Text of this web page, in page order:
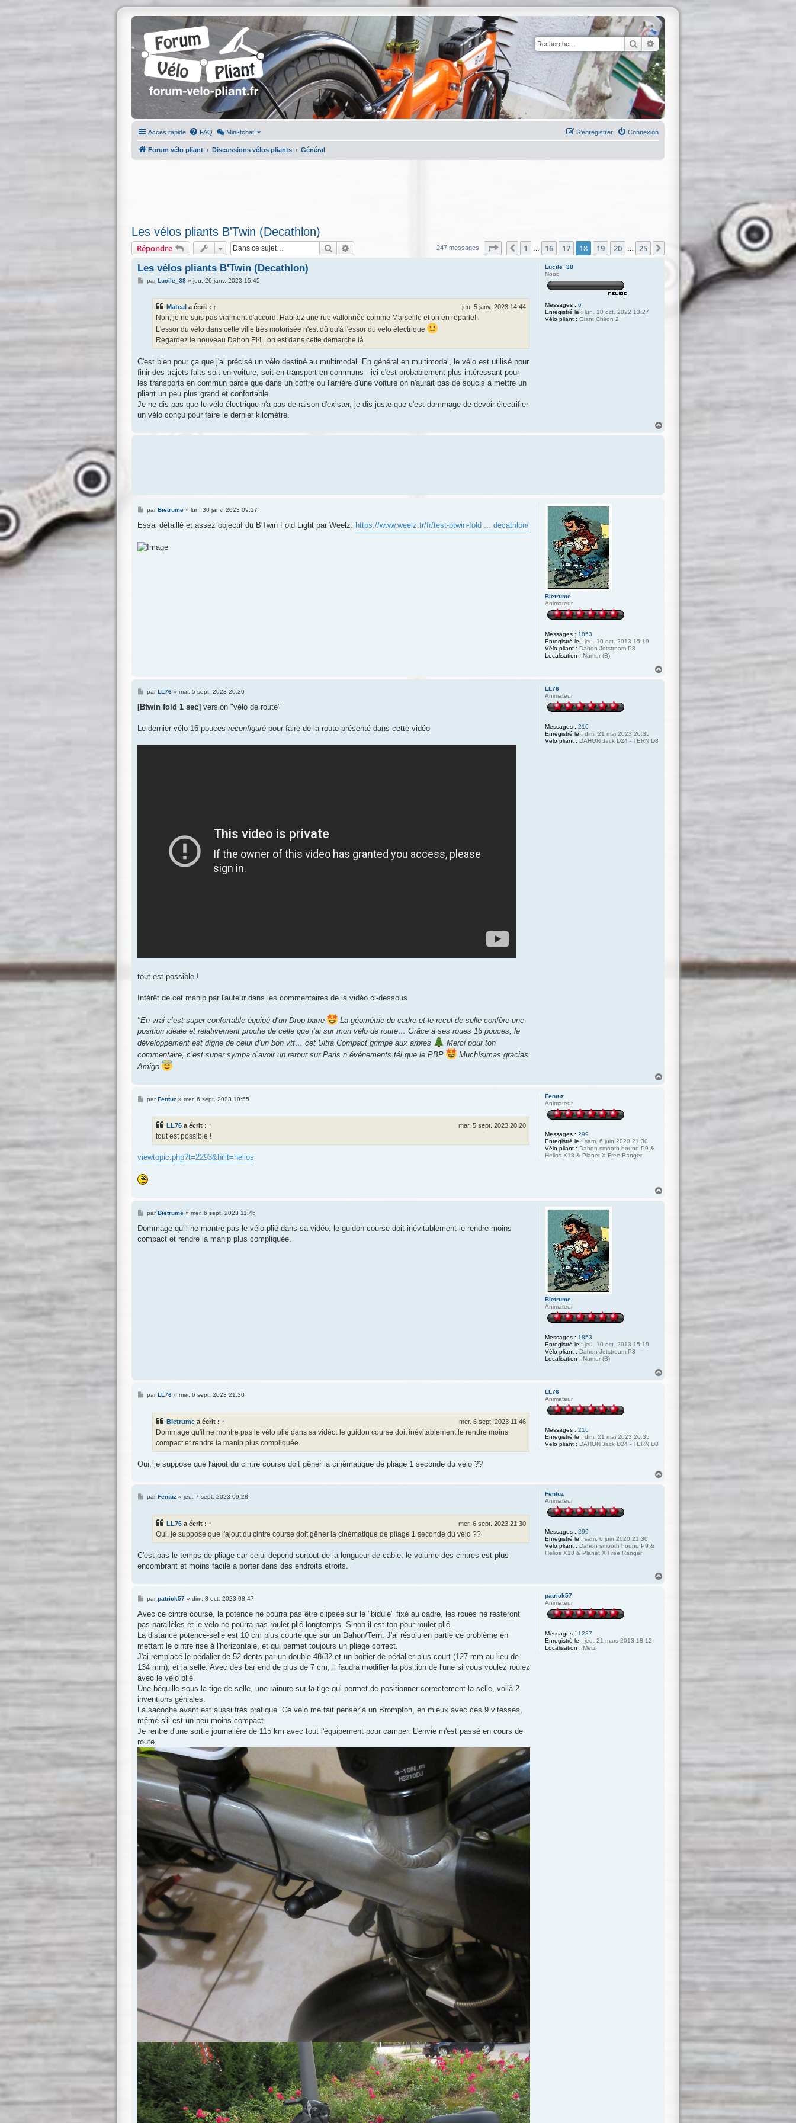
RechercherRecherche avancée
Accès rapide FAQ Mini-tchat Connexion
S’enregistrer
Forum vélo pliant Discussions vélos pliants Général
Les vélos pliants B'Twin (Decathlon)
Répondre Rechercher 247 messages Page 18 sur 25
Précédente
1 16 17 18 19 20 25 Suivante
Lucile_38
Noob
Messages : 6
Enregistré le : lun. 10 oct. 2022 13:27
Vélo pliant : Giant Chiron 2
Les vélos pliants B'Twin (Decathlon)
MparLucile_38» jeu. 26 janv. 2023 15:45
Mateal a écrit : ↑ jeu. 5 janv. 2023 14:44
Non, je ne suis pas vraiment d'accord. Habitez une rue vallonnée comme Marseille et on en reparle!
L'essor du vélo dans cette ville très motorisée n'est dû qu'à l'essor du velo électrique
Regardez le nouveau Dahon Ei4...on est dans cette demarche là
C'est bien pour ça que j'ai précisé un vélo destiné au multimodal. En général en multimodal, le vélo est utilisé pour
finir des trajets faits soit en voiture, soit en transport en communs - ici c'est probablement plus intéressant pour
les transports en commun parce que dans un coffre ou l'arrière d'une voiture on n'aurait pas de soucis a mettre un
pliant un peu plus grand et confortable.
Je ne dis pas que le vélo électrique n'a pas de raison d'exister, je dis juste que c'est dommage de devoir électrifier
un vélo conçu pour faire le dernier kilomètre.
Bietrume
Animateur
Messages : 1853
Enregistré le : jeu. 10 oct. 2013 15:19
Vélo pliant : Dahon Jetstream P8
Localisation : Namur (B)
M
s
g
e
parBietrume» lun. 30 janv. 2023 09:17
Essai détaillé et assez objectif du B'Twin Fold Light par Weelz: https://www.weelz.fr/fr/test-btwin-fold ... decathlon/
LL76
Animateur
Messages : 216
Enregistré le : dim. 21 mai 2023 20:35
Vélo pliant : DAHON Jack D24 - TERN D8
M
s
g
parLL76» mar. 5 sept. 2023 20:20
[Btwin fold 1 sec] version "vélo de route"
Le dernier vélo 16 pouces reconfiguré pour faire de la route présenté dans cette vidéo
tout est possible !
Intérêt de cet manip par l'auteur dans les commentaires de la vidéo ci-dessous
"En vrai c’est super confortable équipé d’un Drop barre
La géométrie du cadre et le recul de selle confère une
position idéale et relativement proche de celle que j’ai sur mon vélo de route… Grâce à ses roues 16 pouces, le
développement est digne de celui d’un bon vtt… cet Ultra Compact grimpe aux arbres
Merci pour ton
commentaire, c’est super sympa d’avoir un retour sur Paris n événements tél que le PBP
Muchísimas gracias
Amigo
Fentuz
Animateur
Messages : 299
Enregistré le : sam. 6 juin 2020 21:30
Vélo pliant : Dahon smooth hound P9 &
Helios X18 & Planet X Free Ranger
MparFentuz» mer. 6 sept. 2023 10:55
LL76 a écrit : ↑ mar. 5 sept. 2023 20:20
tout est possible !
viewtopic.php?t=2293&hilit=helios
Bietrume
Animateur
Messages : 1853
Enregistré le : jeu. 10 oct. 2013 15:19
Vélo pliant : Dahon Jetstream P8
Localisation : Namur (B)
M
s
a
par Bietrume» mer. 6 sept. 2023 11:46
Dommage qu'il ne montre pas le vélo plié dans sa vidéo: le guidon course doit inévitablement le rendre moins
compact et rendre la manip plus compliquée.
LL76
Animateur
Messages : 216
Enregistré le : dim. 21 mai 2023 20:35
Vélo pliant : DAHON Jack D24 - TERN D8
Mpar LL76» mer. 6 sept. 2023 21:30
Bietrume a écrit : ↑ mer. 6 sept. 2023 11:46
Dommage qu'il ne montre pas le vélo plié dans sa vidéo: le guidon course doit inévitablement le rendre moins
compact et rendre la manip plus compliquée.
Oui, je suppose que l'ajout du cintre course doit gêner la cinématique de pliage 1 seconde du vélo ??
Fentuz
Animateur
Messages : 299
Enregistré le : sam. 6 juin 2020 21:30
Vélo pliant : Dahon smooth hound P9 &
Helios X18 & Planet X Free Ranger
MparFentuz» jeu. 7 sept. 2023 09:28
LL76 a écrit : ↑ mer. 6 sept. 2023 21:30
Oui, je suppose que l'ajout du cintre course doit gêner la cinématique de pliage 1 seconde du vélo ??
C'est pas le temps de pliage car celui depend surtout de la longueur de cable. le volume des cintres est plus
encombrant et moins facile a porter dans des endroits etroits.
patrick57
Animateur
Messages : 1287
Enregistré le : jeu. 21 mars 2013 18:12
Localisation : Metz
M
s
a
g
parpatrick57» dim. 8 oct. 2023 08:47
Avec ce cintre course, la potence ne pourra pas être clipsée sur le "bidule" fixé au cadre, les roues ne resteront
pas parallèles et le vélo ne pourra pas rouler plié longtemps. Sinon il est top pour rouler plié.
La distance potence-selle est 10 cm plus courte que sur un Dahon/Tern. J'ai résolu en partie ce problème en
mettant le cintre rise à l'horizontale, et qui permet toujours un pliage correct.
J'ai remplacé le pédalier de 52 dents par un double 48/32 et un boitier de pédalier plus court (127 mm au lieu de
134 mm), et la selle. Avec des bar end de plus de 7 cm, il faudra modifier la position de l'une si vous voulez roulez
avec le vélo plié.
Une béquille sous la tige de selle, une rainure sur la tige qui permet de positionner correctement la selle, voilà 2
inventions géniales.
La sacoche avant est aussi très pratique. Ce vélo me fait penser à un Brompton, en mieux avec ces 9 vitesses,
même s'il est un peu moins compact.
Je rentre d'une sortie journalière de 115 km avec tout l'équipement pour camper. L'envie m'est passé en cours de
route.